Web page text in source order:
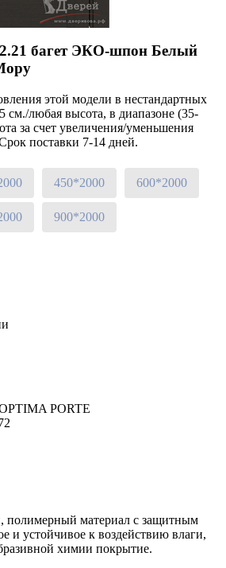
багет ЭКО-шпон Белый
этой модели в нестандартных
см./любая высота, в диапазоне (35-
за счет увеличения/уменьшения
поставки 7-14 дней.
450*2000 600*2000
900*2000
PORTE
материал с защитным
и устойчивое к воздействию влаги,
химии покрытие.